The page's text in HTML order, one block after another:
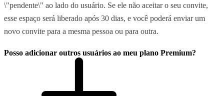
\"pendente\" ao lado do usuário. Se ele não aceitar o seu convite,
esse espaço será liberado após 30 dias, e você poderá enviar um
novo convite para a mesma pessoa ou para outra.
Posso adicionar outros usuários ao meu plano Premium?